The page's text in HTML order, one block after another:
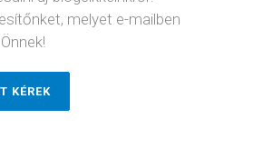
melyet e-mailben
KÉREK